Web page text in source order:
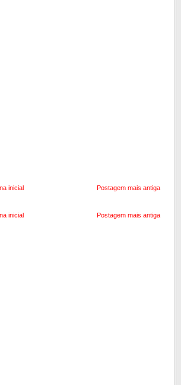
Postagem mais antiga
inicial
Postagem mais antiga
inicial